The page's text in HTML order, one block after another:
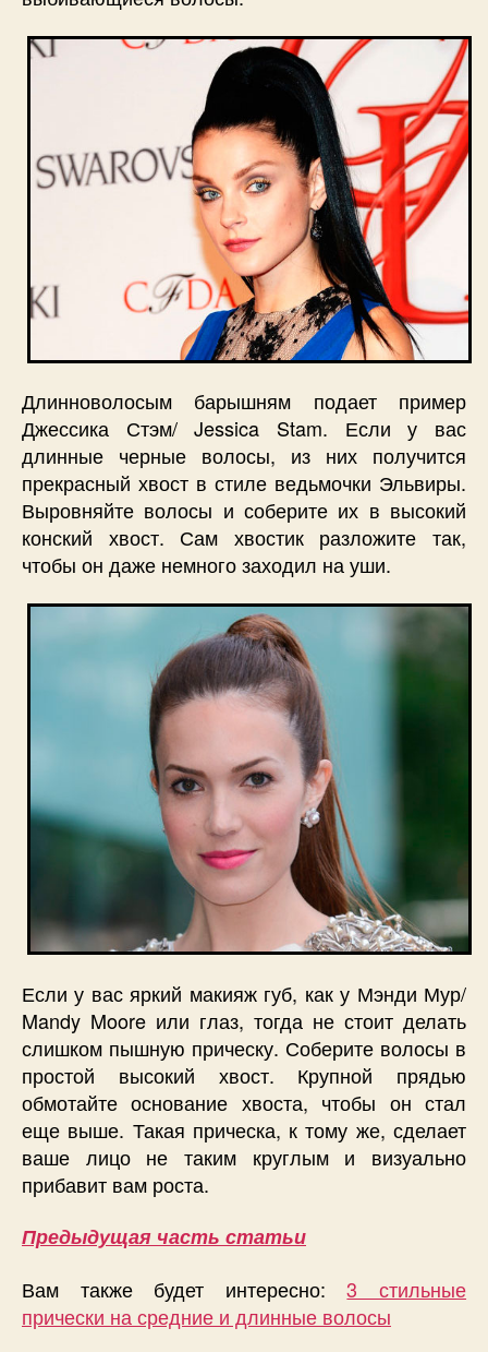
Длинноволосым барышням подает пример
Джессика Стэм/ Jessica Stam. Если у вас
длинные черные волосы, из них получится
прекрасный хвост в стиле ведьмочки Эльвиры.
Выровняйте волосы и соберите их в высокий
конский хвост. Сам хвостик разложите так,
чтобы он даже немного заходил на уши.
Если у вас яркий макияж губ, как у Мэнди Мур/
Mandy Moore или глаз, тогда не стоит делать
слишком пышную прическу. Соберите волосы в
простой высокий хвост. Крупной прядью
обмотайте основание хвоста, чтобы он стал
еще выше. Такая прическа, к тому же, сделает
ваше лицо не таким круглым и визуально
прибавит вам роста.
Предыдущая часть статьи
Вам также будет интересно:3 стильные
прически на средние и длинные волосы